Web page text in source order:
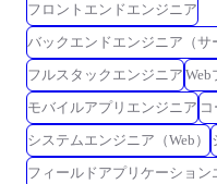
フロントエンドエンジニア
バックエンドエンジニア（サ
フルスタックエンジニア Web
モバイルアプリエンジニア
システムエンジニア（Web）
フィールドアプリケーション